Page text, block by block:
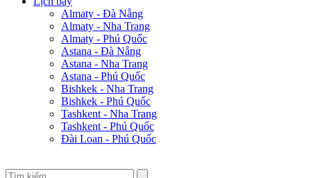
Almaty - Đà Nẵng
Almaty - Nha Trang
Almaty - Phú Quốc
Astana - Đà Nẵng
Astana - Nha Trang
Astana - Phú Quốc
Bishkek - Nha Trang
Bishkek - Phú Quốc
Tashkent - Nha Trang
Tashkent - Phú Quốc
Đài Loan - Phú Quốc